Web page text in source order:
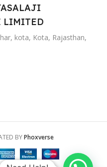
LIMITED
kota, Kota, Rajasthan,
BYPhoxverse